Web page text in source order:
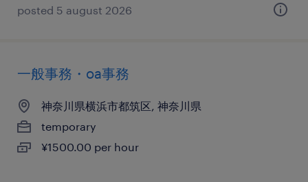
posted 5 august 2026
一般事務・oa事務
神奈川県横浜市都筑区, 神奈川県
temporary
¥1500.00 per hour